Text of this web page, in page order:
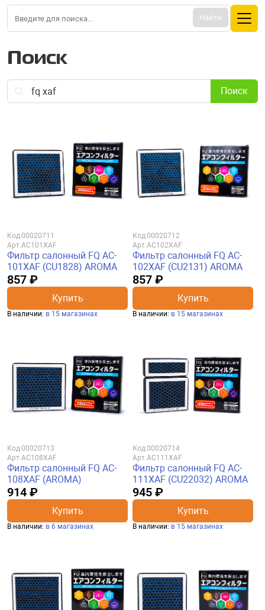
Найти
Поиск
Поиск
Код00020711
Арт.AC101XAF
Фильтр салонный FQ AC-
101XAF (CU1828) AROMA
857 ₽
Купить
В наличии: в 15 магазинах
Код00020712
Арт.AC102XAF
Фильтр салонный FQ AC-
102XAF (CU2131) AROMA
857 ₽
Купить
В наличии: в 15 магазинах
Код00020713
Арт.AC108XAF
Фильтр салонный FQ AC-
108XAF (AROMA)
914 ₽
Купить
В наличии: в 6 магазинах
Код00020714
Арт.AC111XAF
Фильтр салонный FQ AC-
111XAF (CU22032) AROMA
945 ₽
Купить
В наличии: в 15 магазинах